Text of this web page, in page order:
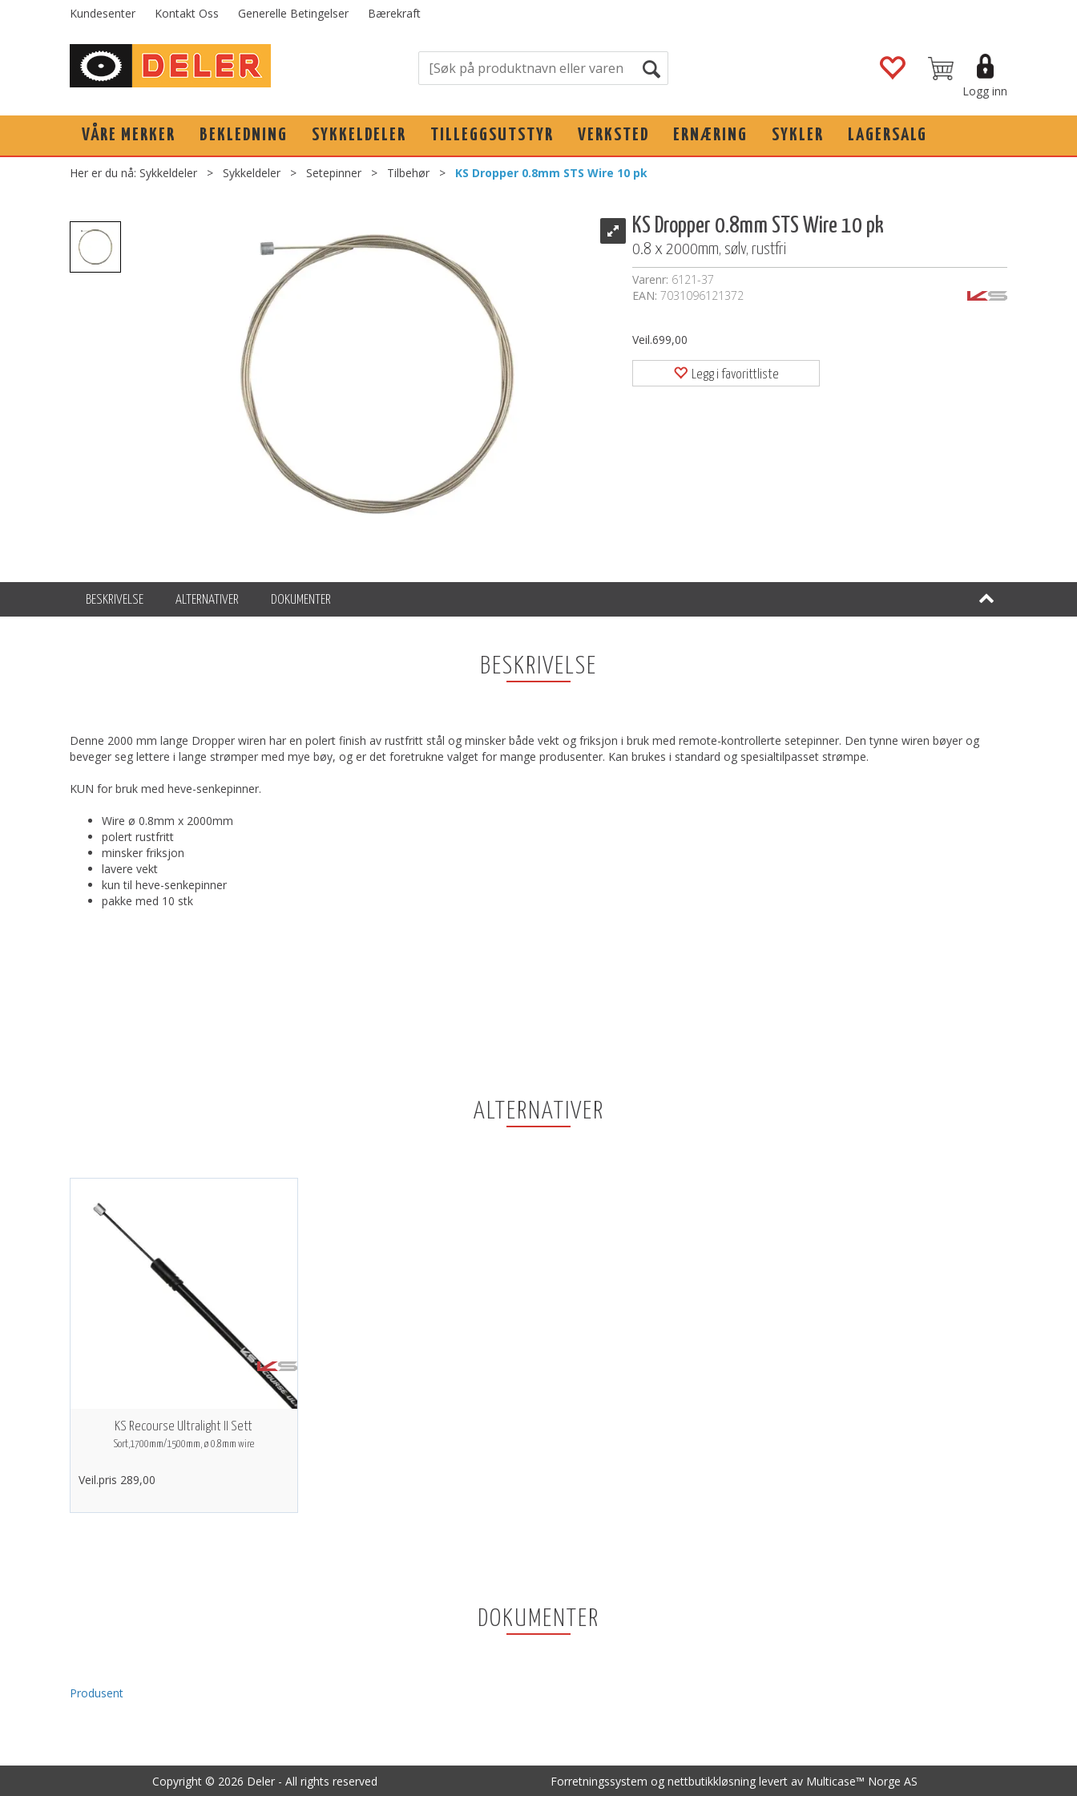
Kundesenter Kontakt Oss Generelle Betingelser Bærekraft
Logg inn
VÅRE MERKER BEKLEDNING SYKKELDELER TILLEGGSUTSTYR VERKSTED ERNÆRING SYKLER LAGERSALG
Her er du nå: Sykkeldeler > Sykkeldeler > Setepinner > Tilbehør > KS Dropper 0.8mm STS Wire 10 pk
KS Dropper 0.8mm STS Wire 10 pk
0.8 x 2000mm, sølv, rustfri
Varenr: 6121-37
EAN: 7031096121372
Veil.699,00
Legg i favorittliste
BESKRIVELSE ALTERNATIVER DOKUMENTER
BESKRIVELSE
Denne 2000 mm lange Dropper wiren har en polert finish av rustfritt stål og minsker både vekt og friksjon i bruk med remote-kontrollerte setepinner. Den tynne wiren bøyer og
beveger seg lettere i lange strømper med mye bøy, og er det foretrukne valget for mange produsenter. Kan brukes i standard og spesialtilpasset strømpe.
KUN for bruk med heve-senkepinner.
Wire ø 0.8mm x 2000mm
polert rustfritt
minsker friksjon
lavere vekt
kun til heve-senkepinner
pakke med 10 stk
ALTERNATIVER
KS Recourse Ultralight II Sett
Sort,1700mm/1500mm, ø 0.8mm wire
Veil.pris 289,00
DOKUMENTER
Produsent
Copyright © 2026 Deler - All rights reserved Forretningssystem og nettbutikkløsninglevert av Multicase™ Norge AS